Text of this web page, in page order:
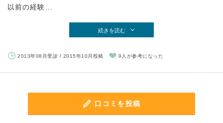
以前の経験...
続きを読む
2013年08月受診 / 2015年10月投稿 9人が参考になった
口コミを投稿